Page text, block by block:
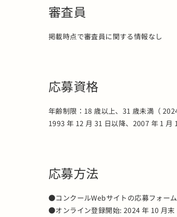
審査員
掲載時点で審査員に関する情報なし
応募資格
年齢制限：18 歳以上、31 歳未満（
1993 年 12 月 31 日以降、2007 年 1 月
応募方法
●コンクールWebサイトの応募フォー
●オンライン登録開始: 2024 年 10 月末